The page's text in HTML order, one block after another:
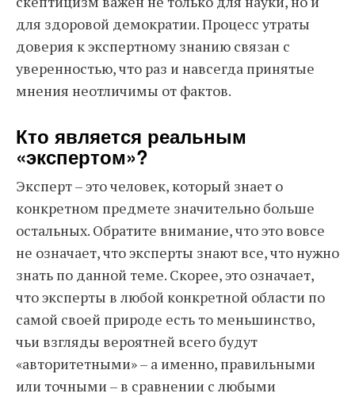
для здоровой демократии. Процесс утраты
доверия к экспертному знанию связан с
уверенностью, что раз и навсегда принятые
мнения неотличимы от фактов.
Кто является реальным
«экспертом»?
Эксперт – это человек, который знает о
конкретном предмете значительно больше
остальных. Обратите внимание, что это вовсе
не означает, что эксперты знают все, что нужно
знать по данной теме. Скорее, это означает,
что эксперты в любой конкретной области по
самой своей природе есть то меньшинство,
чьи взгляды вероятней всего будут
«авторитетными» – а именно, правильными
или точными – в сравнении с любыми